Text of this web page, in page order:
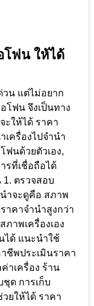
โฟน ให้ได้
วน แต่ไม่อยาก
โฟน จึงเป็นทาง
ะให้ได้ ราคา
เครื่องไปจำนำ
ฟนด้วยตัวเอง,
รที่เชื่อถือได้
ตรวจสอบ
ำจะดูคือ สภาพ
าคาจำนำสูงกว่า
าพเครื่องเอง
ได้ แนะนำใช้
ชีพประเมินราคา
าเครื่อง ร้าน
ด การเก็บ
ยให้ได้ ราคา